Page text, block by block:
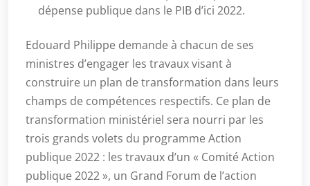
dépense publique dans le PIB d’ici 2022.
Edouard Philippe demande à chacun de ses
ministres d’engager les travaux visant à
construire un plan de transformation dans leurs
champs de compétences respectifs. Ce plan de
transformation ministériel sera nourri par les
trois grands volets du programme Action
publique 2022 : les travaux d’un « Comité Action
publique 2022 », un Grand Forum de l’action